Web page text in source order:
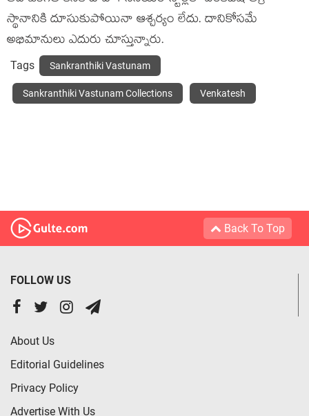
స్థానానికి దూసుకుపోయినా ఆశ్చర్యం లేదు. దానికోసమే
అభిమానులు ఎదురు చూస్తున్నారు.
Tags Sankranthiki Vastunam
Sankranthiki Vastunam Collections Venkatesh
Back To Top
FOLLOW US
About Us
Editorial Guidelines
Privacy Policy
Advertise With Us